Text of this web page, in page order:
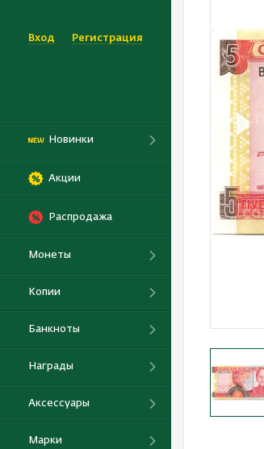
Вход Регистрация
Новинки
Акции
Распродажа
Монеты
Копии
Банкноты
Награды
Аксессуары
Марки